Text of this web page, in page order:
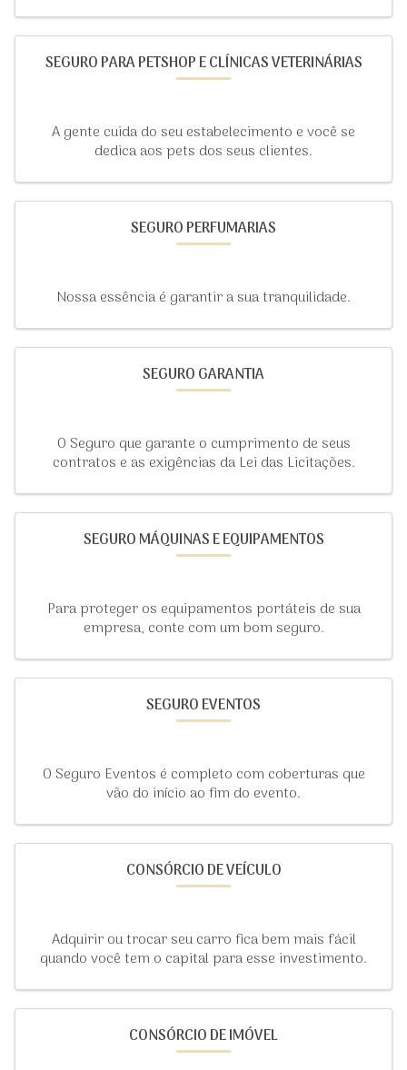
SEGURO PARA PETSHOP E CLÍNICAS VETERINÁRIAS
A gente cuida do seu estabelecimento e você se
dedica aos pets dos seus clientes.
SEGURO PERFUMARIAS
Nossa essência é garantir a sua tranquilidade.
SEGURO GARANTIA
O Seguro que garante o cumprimento de seus
contratos e as exigências da Lei das Licitações.
SEGURO MÁQUINAS E EQUIPAMENTOS
Para proteger os equipamentos portáteis de sua
empresa, conte com um bom seguro.
SEGURO EVENTOS
O Seguro Eventos é completo com coberturas que
vão do início ao fim do evento.
CONSÓRCIO DE VEÍCULO
Adquirir ou trocar seu carro fica bem mais fácil
quando você tem o capital para esse investimento.
CONSÓRCIO DE IMÓVEL